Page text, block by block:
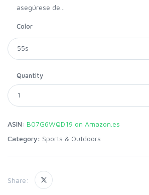
asegúrese de...
Color
Quantity
ASIN: B07G6WQD19 on Amazon.es
Category: Sports & Outdoors
Share: